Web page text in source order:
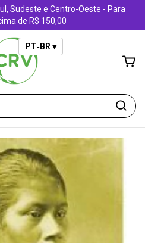
Sudeste e Centro-Oeste - Para
de R$ 150,00
PT‑BR ▾